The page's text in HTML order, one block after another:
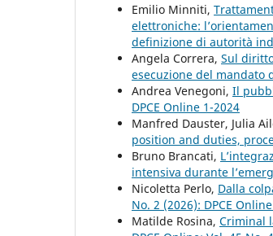
Emilio Minniti,
elettroniche:
definizione di autorità
Angela Correra, Sul
esecuzione del mandato
Andrea Venegoni, Il
DPCE Online 1-2024
Manfred Dauster, Julia
position and duties,
Bruno Brancati,
intensiva durante
Nicoletta Perlo, Dalla
No. 2 (2026): DPCE
Matilde Rosina, Criminal